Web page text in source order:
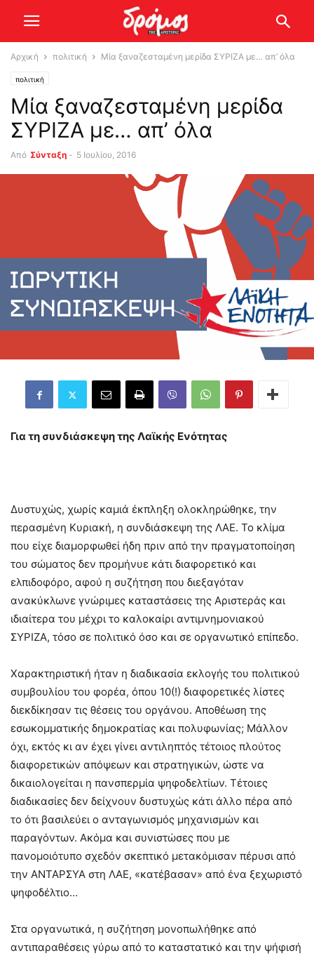
Αρχική πολιτική Μία ξαναζεσταμένη μερίδα ΣΥΡΙΖΑ με… απ’ όλα
πολιτική
Μία ξαναζεσταμένη μερίδα
ΣΥΡΙΖΑ με… απ’ όλα
Από Σύνταξη - 5 Ιουλίου, 2016
Για τη συνδιάσκεψη της Λαϊκής Ενότητας
Δυστυχώς, χωρίς καμιά έκπληξη ολοκληρώθηκε, την
περασμένη Κυριακή, η συνδιάσκεψη της ΛΑΕ. Το κλίμα
που είχε διαμορφωθεί ήδη πριν από την πραγματοποίηση
του σώματος δεν προμήνυε κάτι διαφορετικό και
ελπιδοφόρο, αφού η συζήτηση που διεξαγόταν
ανακύκλωνε γνώριμες καταστάσεις της Αριστεράς και
ιδιαίτερα του μέχρι το καλοκαίρι αντιμνημονιακού
ΣΥΡΙΖΑ, τόσο σε πολιτικό όσο και σε οργανωτικό επίπεδο.
Χαρακτηριστική ήταν η διαδικασία εκλογής του πολιτικού
συμβουλίου του φορέα, όπου 10(!) διαφορετικές λίστες
διεκδίκησαν τις θέσεις του οργάνου. Αποθέωση της
εσωκομματικής δημοκρατίας και πολυφωνίας; Μάλλον
όχι, εκτός κι αν έχει γίνει αντιληπτός τέτοιος πλούτος
διαφορετικών απόψεων και στρατηγικών, ώστε να
δικαιολογείται η πανσπερμία ψηφοδελτίων. Τέτοιες
διαδικασίες δεν δείχνουν δυστυχώς κάτι άλλο πέρα από
το ότι βασιλεύει ο ανταγωνισμός μηχανισμών και
παραγόντων. Ακόμα και συνιστώσες που με
πανομοιότυπο σχεδόν σκεπτικό μετακόμισαν πέρυσι από
την ΑΝΤΑΡΣΥΑ στη ΛΑΕ, «κατέβασαν» από ένα ξεχωριστό
ψηφοδέλτιο…
Στα οργανωτικά, η συζήτηση μονοπωλήθηκε από
αντιπαραθέσεις γύρω από το καταστατικό και την ψήφισή